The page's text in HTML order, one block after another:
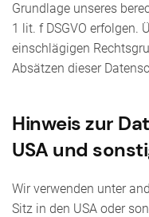
Grundlage unseres
1 lit. f DSGVO erfolgen.
einschlägigen
Absätzen dieser
Hinweis zur
USA und
Wir verwenden unter
Sitz in den USA oder